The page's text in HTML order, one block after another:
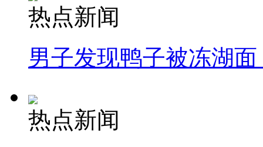
热点新闻
男子发现鸭子被冻湖
热点新闻